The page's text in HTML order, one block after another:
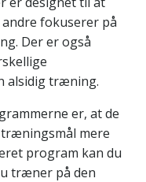
fokuserer på
Der er også
alsidig træning.
er, at de
mere
program kan du
træner på den